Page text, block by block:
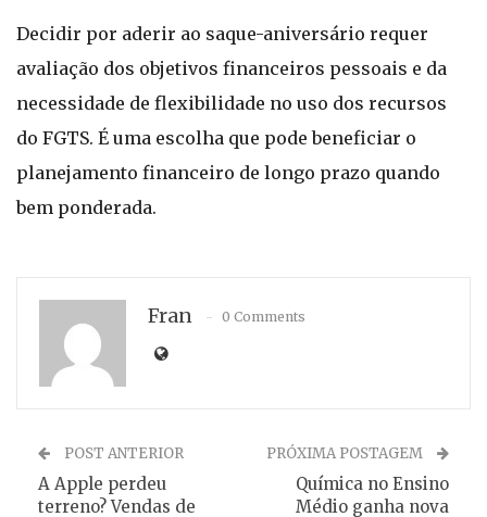
Decidir por aderir ao saque-aniversário requer
avaliação dos objetivos financeiros pessoais e da
necessidade de flexibilidade no uso dos recursos
do FGTS. É uma escolha que pode beneficiar o
planejamento financeiro de longo prazo quando
bem ponderada.
Fran 0 Comments
POST ANTERIOR
A Apple perdeu
terreno? Vendas de
PRÓXIMA POSTAGEM
Química no Ensino
Médio ganha nova